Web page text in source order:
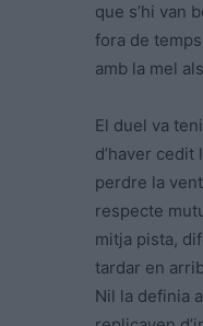
que s’hi van
fora de
amb la mel
El duel va
d’haver cedit
perdre la
respecte
mitja pista,
tardar en
Nil la definia